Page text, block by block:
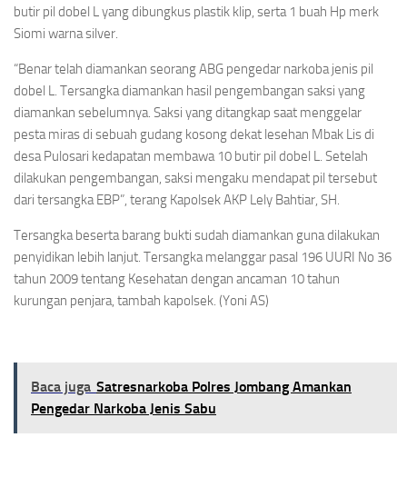
butir pil dobel L yang dibungkus plastik klip, serta 1 buah Hp merk
Siomi warna silver.
“Benar telah diamankan seorang ABG pengedar narkoba jenis pil
dobel L. Tersangka diamankan hasil pengembangan saksi yang
diamankan sebelumnya. Saksi yang ditangkap saat menggelar
pesta miras di sebuah gudang kosong dekat lesehan Mbak Lis di
desa Pulosari kedapatan membawa 10 butir pil dobel L. Setelah
dilakukan pengembangan, saksi mengaku mendapat pil tersebut
dari tersangka EBP”, terang Kapolsek AKP Lely Bahtiar, SH.
Tersangka beserta barang bukti sudah diamankan guna dilakukan
penyidikan lebih lanjut. Tersangka melanggar pasal 196 UURI No 36
tahun 2009 tentang Kesehatan dengan ancaman 10 tahun
kurungan penjara, tambah kapolsek. (Yoni AS)
Baca juga Satresnarkoba Polres Jombang Amankan
Pengedar Narkoba Jenis Sabu